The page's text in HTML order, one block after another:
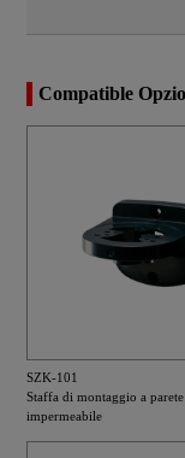
Compatible
SZK-101
Staffa di montaggio a parete
impermeabile